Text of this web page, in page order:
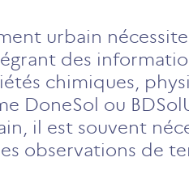
urbain
des
chimiques,
DoneSol ou
il est souvent
observations de